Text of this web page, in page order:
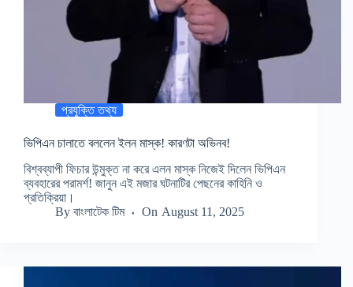
প্রযুক্তি তথ্য
ভিপিএন চালাতে বললেন ইলন মাস্ক! কারণটা অভিনব!
বিশ্বব্যাপী ফিচার উন্মুক্ত না করে এলন মাস্ক নিজেই দিলেন ভিপিএন
ব্যবহারের পরামর্শ! জানুন এই মজার ঘটনাটির পেছনের কাহিনি ও
প্রতিক্রিয়া।
By বাংলাটেক টিম On August 11, 2025